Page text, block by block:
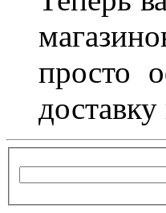
просто